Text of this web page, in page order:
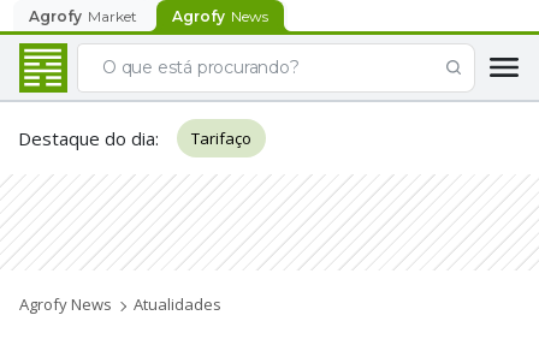
Agrofy Market Agrofy News
Destaque do dia: Tarifaço
Agrofy News Atualidades